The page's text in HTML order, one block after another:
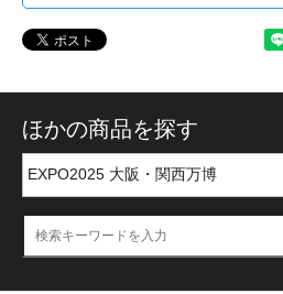
ほかの商品を探す